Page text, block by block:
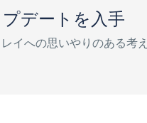
デートを入手
イへの思いやりのある考